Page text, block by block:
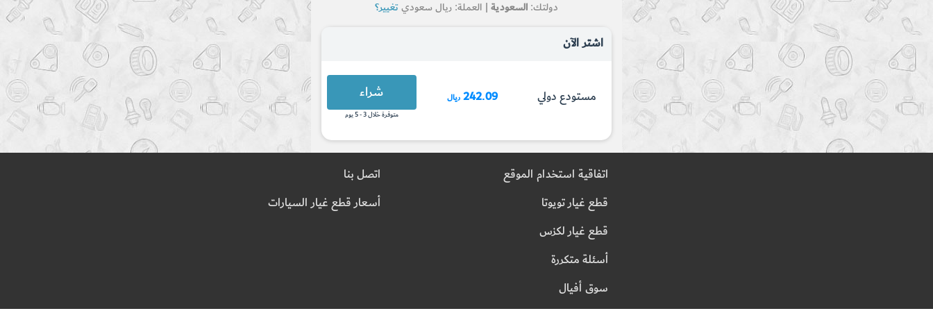
دولتك: السعودية | العملة: ريال سعوديتغيير؟
اشتر الآن
مستودع دولي 242.09 ريال شراء
متوفرة خلال 3 - 5 يوم
اتفاقية استخدام الموقع
قطع غيار تويوتا
قطع غيار لكزس
أسئلة متكررة
سوق أفيال
اتصل بنا
أسعار قطع غيار السيارات